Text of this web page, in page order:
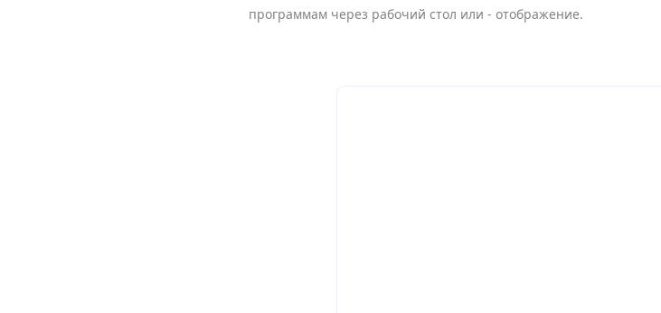
программам через рабочий стол или - отображение.